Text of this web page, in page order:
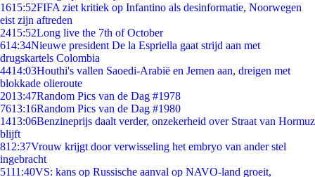
1615:52FIFA ziet kritiek op Infantino als desinformatie, Noorwegen
eist zijn aftreden
2415:52Long live the 7th of October
614:34Nieuwe president De la Espriella gaat strijd aan met
drugskartels Colombia
4414:03Houthi's vallen Saoedi-Arabië en Jemen aan, dreigen met
blokkade olieroute
2013:47Random Pics van de Dag #1978
7613:16Random Pics van de Dag #1980
1413:06Benzineprijs daalt verder, onzekerheid over Straat van Hormuz
blijft
812:37Vrouw krijgt door verwisseling het embryo van ander stel
ingebracht
5111:40VS: kans op Russische aanval op NAVO-land groeit,